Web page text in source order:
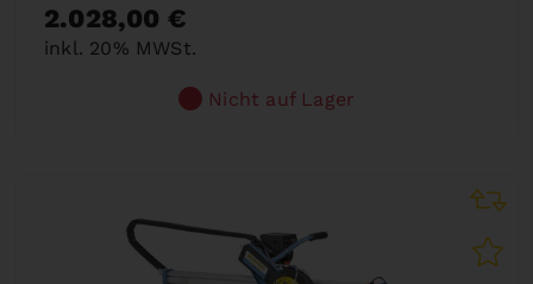
2.028,00 €
inkl. 20% MWSt.
Nicht auf Lager